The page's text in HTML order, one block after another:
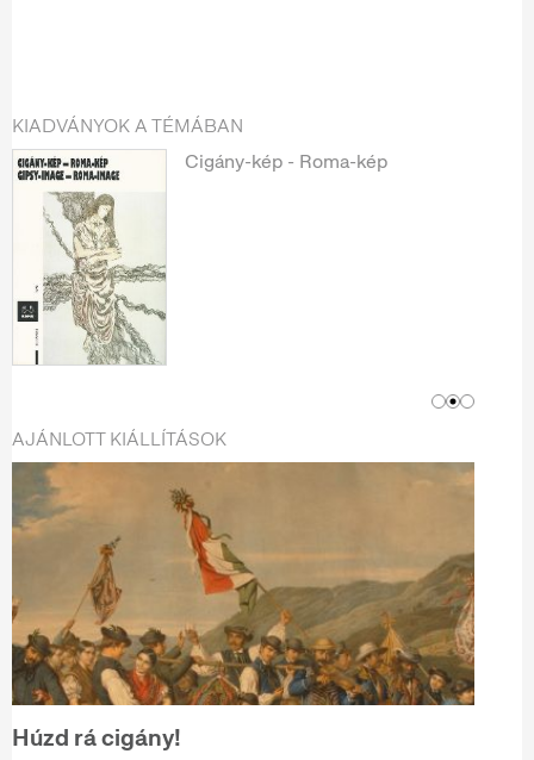
KIADVÁNYOK A TÉMÁBAN
Cigány-kép - Roma-kép
AJÁNLOTT KIÁLLÍTÁSOK
Húzd rá cigány!